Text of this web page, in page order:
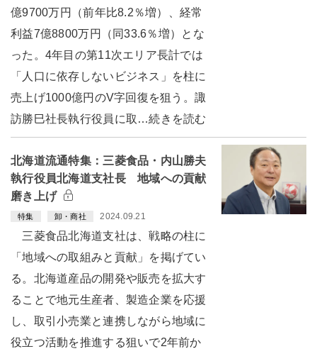
億9700万円（前年比8.2％増）、経常
利益7億8800万円（同33.6％増）とな
った。4年目の第11次エリア長計では
「人口に依存しないビジネス」を柱に
売上げ1000億円のV字回復を狙う。諏
訪勝巳社長執行役員に取…続きを読む
北海道流通特集：三菱食品・内山勝夫
執行役員北海道支社長 地域への貢献
磨き上げ
特集 卸・商社 2024.09.21
三菱食品北海道支社は、戦略の柱に
「地域への取組みと貢献」を掲げてい
る。北海道産品の開発や販売を拡大す
ることで地元生産者、製造企業を応援
し、取引小売業と連携しながら地域に
役立つ活動を推進する狙いで2年前か